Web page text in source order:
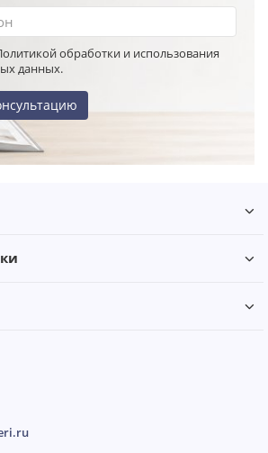
обработки и использования
данных.